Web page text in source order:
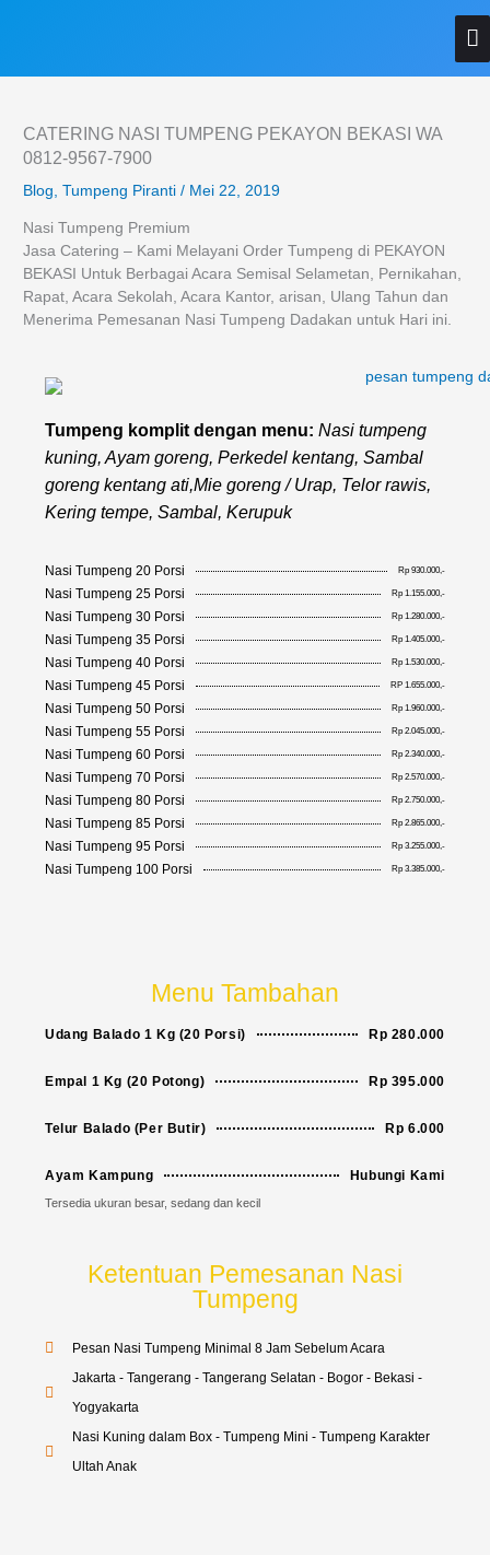
CATERING NASI TUMPENG PEKAYON BEKASI WA
0812-9567-7900
Blog,Tumpeng Piranti / Mei 22, 2019
Nasi Tumpeng Premium
Jasa Catering – Kami Melayani Order Tumpeng di PEKAYON
BEKASI Untuk Berbagai Acara Semisal Selametan, Pernikahan,
Rapat, Acara Sekolah, Acara Kantor, arisan, Ulang Tahun dan
Menerima Pemesanan Nasi Tumpeng Dadakan untuk Hari ini.
Tumpeng komplit dengan menu: Nasi tumpeng
kuning, Ayam goreng, Perkedel kentang, Sambal
goreng kentang ati,Mie goreng / Urap, Telor rawis,
Kering tempe, Sambal, Kerupuk
Nasi Tumpeng 20 Porsi Rp 930.000,-
Nasi Tumpeng 25 Porsi Rp 1.155.000,-
Nasi Tumpeng 30 Porsi Rp 1.280.000,-
Nasi Tumpeng 35 Porsi Rp 1.405.000,-
Nasi Tumpeng 40 Porsi Rp 1.530.000,-
Nasi Tumpeng 45 Porsi RP 1.655.000,-
Nasi Tumpeng 50 Porsi Rp 1.960.000,-
Nasi Tumpeng 55 Porsi Rp 2.045.000,-
Nasi Tumpeng 60 Porsi Rp 2.340.000,-
Nasi Tumpeng 70 Porsi Rp 2.570.000,-
Nasi Tumpeng 80 Porsi Rp 2.750.000,-
Nasi Tumpeng 85 Porsi Rp 2.865.000,-
Nasi Tumpeng 95 Porsi Rp 3.255.000,-
Nasi Tumpeng 100 Porsi Rp 3.385.000,-
Menu Tambahan
Udang Balado 1 Kg (20 Porsi) Rp 280.000
Empal 1 Kg (20 Potong) Rp 395.000
Telur Balado (Per Butir) Rp 6.000
Ayam Kampung Hubungi Kami
Tersedia ukuran besar, sedang dan kecil
Ketentuan Pemesanan Nasi
Tumpeng
Pesan Nasi Tumpeng Minimal 8 Jam Sebelum Acara
Jakarta - Tangerang - Tangerang Selatan - Bogor - Bekasi -
Yogyakarta
Nasi Kuning dalam Box - Tumpeng Mini - Tumpeng Karakter
Ultah Anak